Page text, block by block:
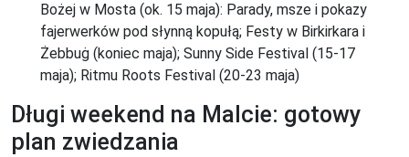
Bożej w Mosta (ok. 15 maja): Parady, msze i pokazy
fajerwerków pod słynną kopułą; Festy w Birkirkara i
Żebbuġ (koniec maja); Sunny Side Festival (15-17
maja); Ritmu Roots Festival (20-23 maja)
Długi weekend na Malcie: gotowy
plan zwiedzania